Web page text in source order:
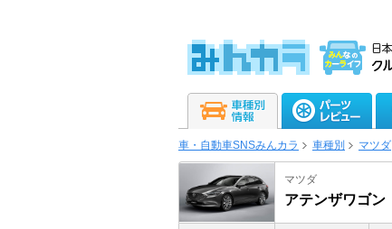
車・自動車SNSみんカラ 車種別 マツダ
マツダ
アテンザワゴン